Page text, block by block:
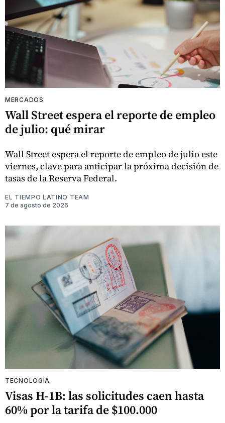
MERCADOS
Wall Street espera el reporte de empleo
de julio: qué mirar
Wall Street espera el reporte de empleo de julio este
viernes, clave para anticipar la próxima decisión de
tasas de la Reserva Federal.
EL TIEMPO LATINO TEAM
7 de agosto de 2026
TECNOLOGÍA
Visas H-1B: las solicitudes caen hasta
60% por la tarifa de $100.000